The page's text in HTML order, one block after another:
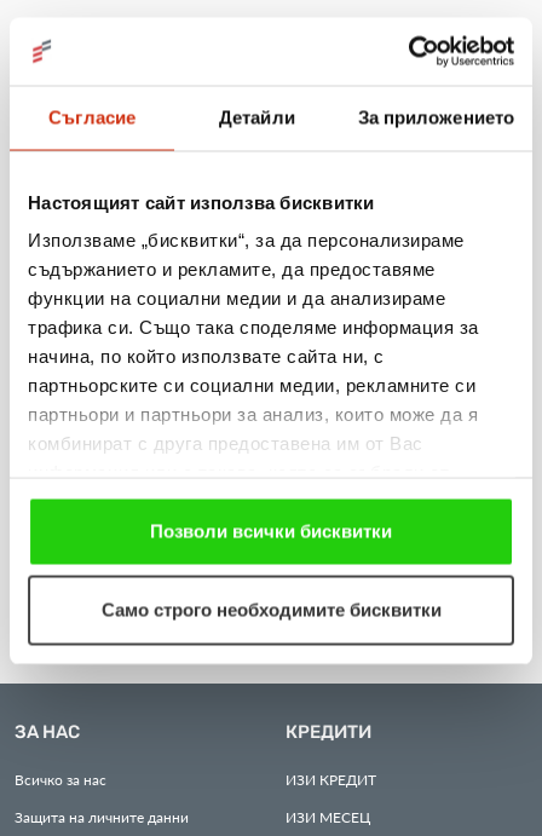
Съгласие Детайли За приложението
Настоящият сайт използва бисквитки
Използваме „бисквитки“, за да персонализираме
съдържанието и рекламите, да предоставяме
функции на социални медии и да анализираме
трафика си. Също така споделяме информация за
начина, по който използвате сайта ни, с
партньорските си социални медии, рекламните си
партньори и партньори за анализ, които може да я
комбинират с друга предоставена им от Вас
ползването от Ваша страна на услугите им. Ако
продължавате да използвате нашия уебсайт, Вие се
съгласявате с нашите "бисквитки".
Позволи всички бисквитки
Само строго необходимите бисквитки
06.08.2026
Когато мечтите оживяват: 206 детски рисунки, 3
Виж повече
31.07.2026
„Мобилен кабинет за репродуктивно здраве“
ЗА НАС
Всичко за нас
Защита на личните данни
КРЕДИТИ
ИЗИ КРЕДИТ
ИЗИ МЕСЕЦ